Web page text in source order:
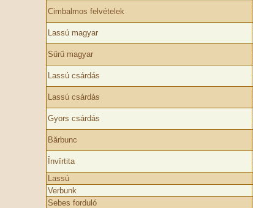
Cimbalmos felvételek
Lassú magyar
Sűrű magyar
Lassú csárdás
Lassú csárdás
Gyors csárdás
Bărbunc
Învîrtita
Lassú
Verbunk
Sebes forduló